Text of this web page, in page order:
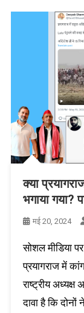
क्या
भगाया
मई 20, 2024
सोशल मीडिया
प्रयागराज में
राष्ट्रीय
दावा है कि